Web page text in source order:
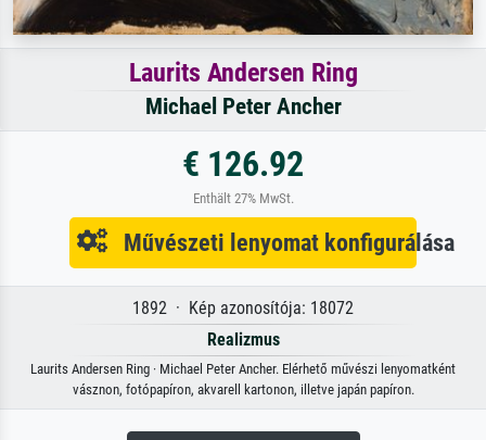
Laurits Andersen Ring
Michael Peter Ancher
€ 126.92
Enthält 27% MwSt.
Művészeti lenyomat konfigurálása
1892 · Kép azonosítója: 18072
Realizmus
Laurits Andersen Ring · Michael Peter Ancher. Elérhető művészi lenyomatként
vásznon, fotópapíron, akvarell kartonon, illetve japán papíron.